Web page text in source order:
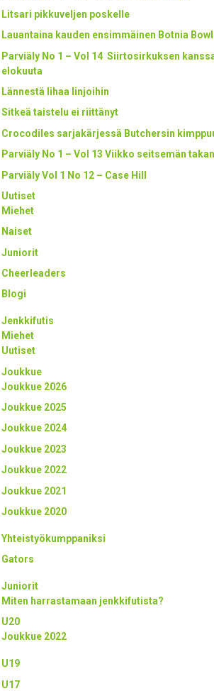
Litsari pikkuveljen poskelle
Lauantaina kauden ensimmäinen Botnia Bowl
Parviäly No 1 – Vol 14 Siirtosirkuksen
elokuuta
Lännestä lihaa linjoihin
Sitkeä taistelu ei riittänyt
Crocodiles sarjakärjessä Butchersin
Parviäly No 1 – Vol 13 Viikko seitsemän
Parviäly Vol 1 No 12 – Case Hill
Uutiset
Miehet
Naiset
Juniorit
Cheerleaders
Blogi
Jenkkifutis
Miehet
Uutiset
Joukkue
Joukkue 2026
Joukkue 2025
Joukkue 2024
Joukkue 2023
Joukkue 2022
Joukkue 2021
Joukkue 2020
Yhteistyökumppaniksi
Gators
Juniorit
Miten harrastamaan jenkkifutista?
U20
Joukkue 2022
U19
U17